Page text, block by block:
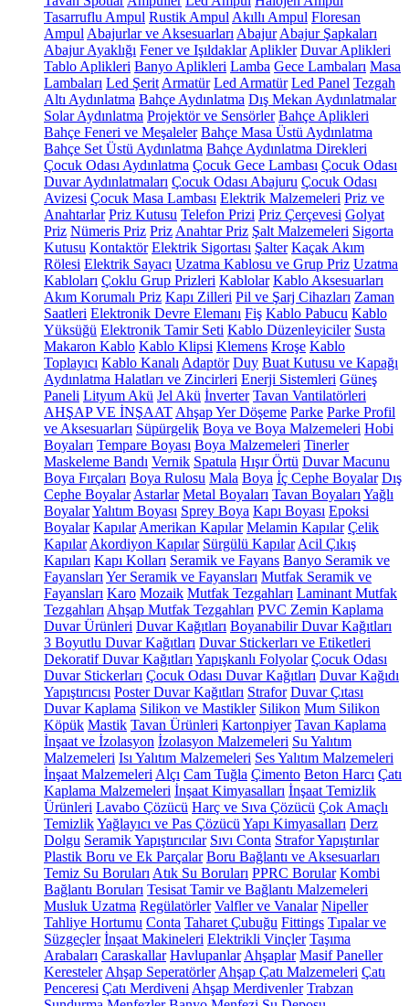
Tasarruflu Ampul Rustik Ampul Akıllı Ampul Floresan
Ampul Abajurlar ve Aksesuarları Abajur Abajur Şapkaları
Abajur Ayaklığı Fener ve Işıldaklar Aplikler Duvar Aplikleri
Tablo Aplikleri Banyo Aplikleri Lamba Gece Lambaları Masa
Lambaları Led Şerit Armatür Led Armatür Led Panel Tezgah
Altı Aydınlatma Bahçe Aydınlatma Dış Mekan Aydınlatmalar
Solar Aydınlatma Projektör ve Sensörler Bahçe Aplikleri
Bahçe Feneri ve Meşaleler Bahçe Masa Üstü Aydınlatma
Bahçe Set Üstü Aydınlatma Bahçe Aydınlatma Direkleri
Çocuk Odası Aydınlatma Çocuk Gece Lambası Çocuk Odası
Duvar Aydınlatmaları Çocuk Odası Abajuru Çocuk Odası
Avizesi Çocuk Masa Lambası Elektrik Malzemeleri Priz ve
Anahtarlar Priz Kutusu Telefon Prizi Priz Çerçevesi Golyat
Priz Nümeris Priz Priz Anahtar Priz Şalt Malzemeleri Sigorta
Kutusu Kontaktör Elektrik Sigortası Şalter Kaçak Akım
Rölesi Elektrik Sayacı Uzatma Kablosu ve Grup Priz Uzatma
Kabloları Çoklu Grup Prizleri Kablolar Kablo Aksesuarları
Akım Korumalı Priz Kapı Zilleri Pil ve Şarj Cihazları Zaman
Saatleri Elektronik Devre Elemanı Fiş Kablo Pabucu Kablo
Yüksüğü Elektronik Tamir Seti Kablo Düzenleyiciler Susta
Makaron Kablo Kablo Klipsi Klemens Kroşe Kablo
Toplayıcı Kablo Kanalı Adaptör Duy Buat Kutusu ve Kapağı
Aydınlatma Halatları ve Zincirleri Enerji Sistemleri Güneş
Paneli Lityum Akü Jel Akü İnverter Tavan Vantilatörleri
AHŞAP VE İNŞAAT Ahşap Yer Döşeme Parke Parke Profil
ve Aksesuarları Süpürgelik Boya ve Boya Malzemeleri Hobi
Boyaları Tempare Boyası Boya Malzemeleri Tinerler
Maskeleme Bandı Vernik Spatula Hışır Örtü Duvar Macunu
Boya Fırçaları Boya Rulosu Mala Boya İç Cephe Boyalar Dış
Cephe Boyalar Astarlar Metal Boyaları Tavan Boyaları Yağlı
BoyalarYalıtım Boyası Sprey Boya Kapı Boyası Epoksi
Boyalar Kapılar Amerikan Kapılar Melamin Kapılar Çelik
Kapılar Akordiyon Kapılar Sürgülü Kapılar Acil Çıkış
Kapıları Kapı Kolları Seramik ve Fayans Banyo Seramik ve
Fayansları Yer Seramik ve Fayansları Mutfak Seramik ve
Fayansları Karo Mozaik Mutfak Tezgahları Laminant Mutfak
Tezgahları Ahşap Mutfak Tezgahları PVC Zemin Kaplama
Duvar Ürünleri Duvar Kağıtları Boyanabilir Duvar Kağıtları
3 Boyutlu Duvar Kağıtları Duvar Stickerları ve Etiketleri
Dekoratif Duvar Kağıtları Yapışkanlı Folyolar Çocuk Odası
Duvar Stickerları Çocuk Odası Duvar Kağıtları Duvar Kağıdı
Yapıştırıcısı Poster Duvar Kağıtları Strafor Duvar Çıtası
Duvar Kaplama Silikon ve Mastikler Silikon Mum Silikon
Köpük Mastik Tavan Ürünleri Kartonpiyer Tavan Kaplama
İnşaat ve İzolasyon İzolasyon Malzemeleri Su Yalıtım
Malzemeleri Isı Yalıtım Malzemeleri Ses Yalıtım Malzemeleri
İnşaat Malzemeleri Alçı Cam Tuğla Çimento Beton Harcı Çatı
Kaplama Malzemeleri İnşaat Kimyasalları İnşaat Temizlik
Ürünleri Lavabo Çözücü Harç ve Sıva Çözücü Çok Amaçlı
TemizlikYağlayıcı ve Pas Çözücü Yapı Kimyasalları Derz
Dolgu Seramik Yapıştırıcılar Sıvı Conta Strafor Yapıştırılar
Plastik Boru ve Ek Parçalar Boru Bağlantı ve Aksesuarları
Temiz Su Boruları Atık Su Boruları PPRC Borular Kombi
Bağlantı Boruları Tesisat Tamir ve Bağlantı Malzemeleri
Musluk Uzatma Regülatörler Valfler ve Vanalar Nipeller
Tahliye Hortumu Conta Taharet Çubuğu Fittings Tıpalar ve
Süzgeçler İnşaat Makineleri Elektrikli Vinçler Taşıma
Arabaları Caraskallar Havlupanlar Ahşaplar Masif Paneller
Keresteler Ahşap Seperatörler Ahşap Çatı Malzemeleri Çatı
Penceresi Çatı Merdiveni Ahşap Merdivenler Trabzan